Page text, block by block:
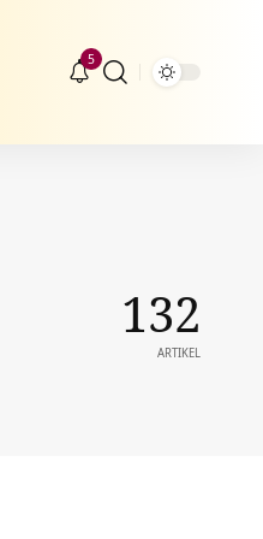
5
132
ARTIKEL